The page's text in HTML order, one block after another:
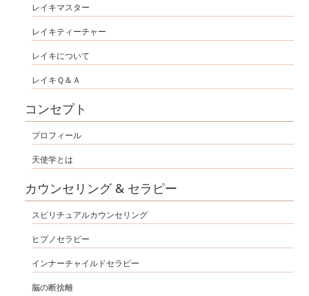
レイキマスター
レイキティーチャー
レイキについて
レイキＱ＆Ａ
コンセプト
プロフィール
天使学とは
カウンセリング & セラピー
スピリチュアルカウンセリング
ヒプノセラピー
インナーチャイルドセラピー
脳の断捨離